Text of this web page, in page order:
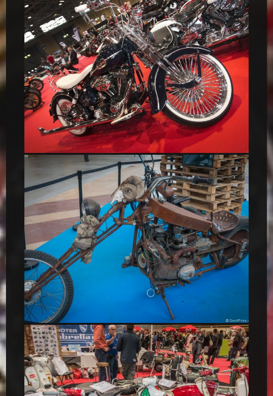
Harley-Davidson, le mythe – Epoqu’Auto 2014
Vintage Chopper – Salon 2 Roues Lyon 2015